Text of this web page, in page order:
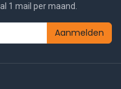
1 mail per maand.
Aanmelden